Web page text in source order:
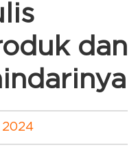
dan
2024